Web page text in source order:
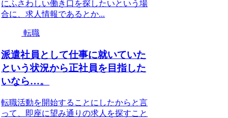
にふさわしい働き口を探したいという場
合に、求人情報であるとか...
転職
派遣社員として仕事に就いていた
という状況から正社員を目指した
いなら…。
転職活動を開始することにしたからと言
って、即座に望み通りの求人を探すこと